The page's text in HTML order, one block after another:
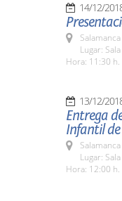
14/12/
Lugar:
Hora: 11:30 h.
13/12/
Entrega
Infantil de
Lugar:
Hora: 12:00 h.